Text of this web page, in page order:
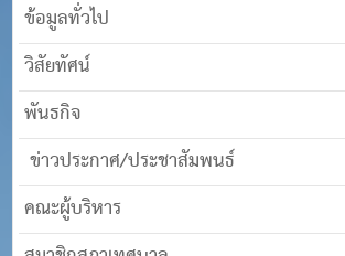
ข้อมูลทั่วไป
วิสัยทัศน์
พันธกิจ
ข่าวประกาศ/ประชาสัมพนธ์
คณะผู้บริหาร